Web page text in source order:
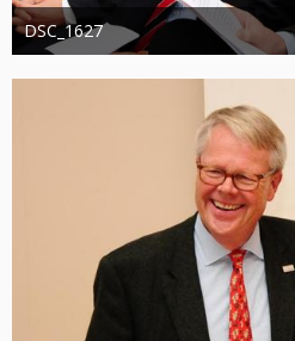
DSC_1627
Administrator
20. August 2019
1.307
0 0